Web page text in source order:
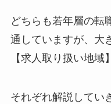
どちらも若年層の転
通していますが、 大
【求人取り扱い地域】
それぞれ解説してい